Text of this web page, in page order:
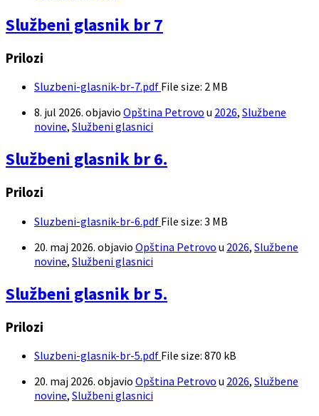
Službeni glasnik br 7
Prilozi
Sluzbeni-glasnik-br-7.pdf File size: 2 MB
8. jul 2026. objavio Opština Petrovo u 2026, Službene
novine, Službeni glasnici
Službeni glasnik br 6.
Prilozi
Sluzbeni-glasnik-br-6.pdf File size: 3 MB
20. maj 2026. objavio Opština Petrovo u 2026, Službene
novine, Službeni glasnici
Službeni glasnik br 5.
Prilozi
Sluzbeni-glasnik-br-5.pdf File size: 870 kB
20. maj 2026. objavio Opština Petrovo u 2026, Službene
novine, Službeni glasnici